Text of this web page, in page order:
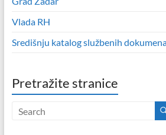
Vlada RH
Središnju katalog službenih
Pretražite stranice